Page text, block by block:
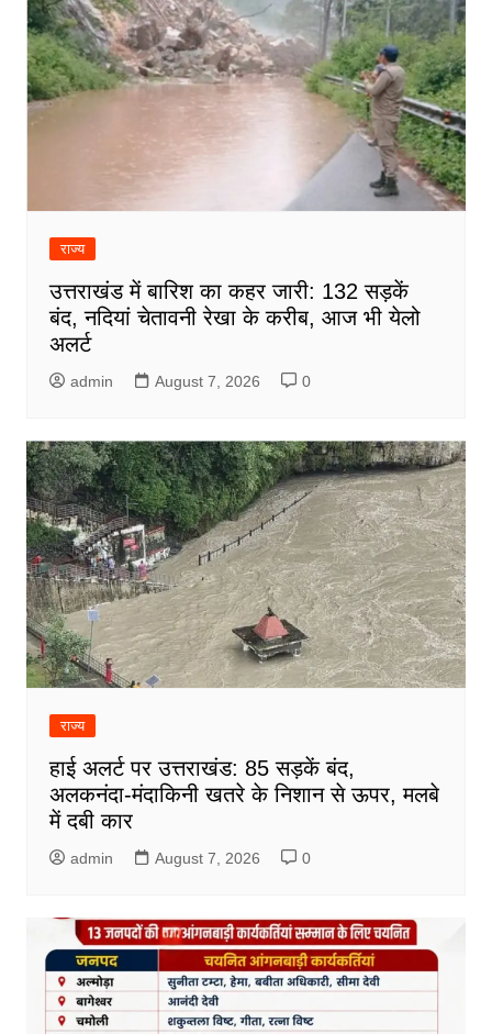
राज्य
उत्तराखंड में बारिश का कहर जारी: 132 सड़कें
बंद, नदियां चेतावनी रेखा के करीब, आज भी येलो
अलर्ट
admin August 7, 2026 0
राज्य
हाई अलर्ट पर उत्तराखंड: 85 सड़कें बंद,
अलकनंदा-मंदाकिनी खतरे के निशान से ऊपर, मलबे
में दबी कार
admin August 7, 2026 0